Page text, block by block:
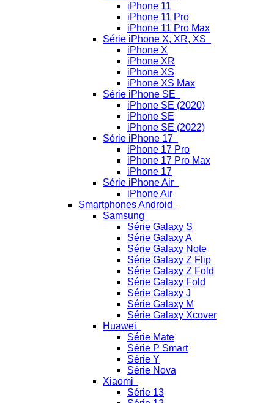
iPhone 11
iPhone 11 Pro
iPhone 11 Pro Max
Série iPhone X, XR, XS
iPhone X
iPhone XR
iPhone XS
iPhone XS Max
Série iPhone SE
iPhone SE (2020)
iPhone SE
iPhone SE (2022)
Série iPhone 17
iPhone 17 Pro
iPhone 17 Pro Max
iPhone 17
Série iPhone Air
iPhone Air
Smartphones Android
Samsung
Série Galaxy S
Série Galaxy A
Série Galaxy Note
Série Galaxy Z Flip
Série Galaxy Z Fold
Série Galaxy Fold
Série Galaxy J
Série Galaxy M
Série Galaxy Xcover
Huawei
Série Mate
Série P Smart
Série Y
Série Nova
Xiaomi
Série 13